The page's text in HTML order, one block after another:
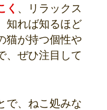
く 、リラックス
知れば知るほど
猫が持つ個性や
、ぜひ注目して
で、ねこ処みな